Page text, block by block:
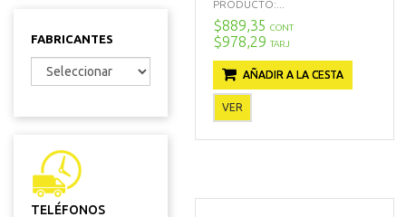
FABRICANTES
TELÉFONOS
PRODUCTO:...
$889,35 CONT
$978,29 TARJ
AÑADIR A LA CESTA
VER